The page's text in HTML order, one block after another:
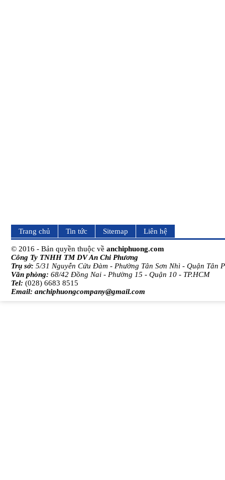
Trang chủ Tin tức Sitemap Liên hệ
© 2016 - Bản quyền thuộc về anchiphuong.com
Công Ty TNHH TM DV An Chi Phương
Trụ sở: 5/31 Nguyễn Cửu Đàm - Phường Tân Sơn Nhì - Quận Tân
Văn phòng: 68/42 Đồng Nai - Phường 15 - Quận 10 - TP.HCM
Tel: (028) 6683 8515
Email: anchiphuongcompany@gmail.com